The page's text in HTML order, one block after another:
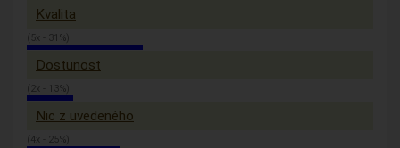
Kvalita
(5x - 31%)
Dostunost
(2x - 13%)
Nic z uvedeného
(4x - 25%)